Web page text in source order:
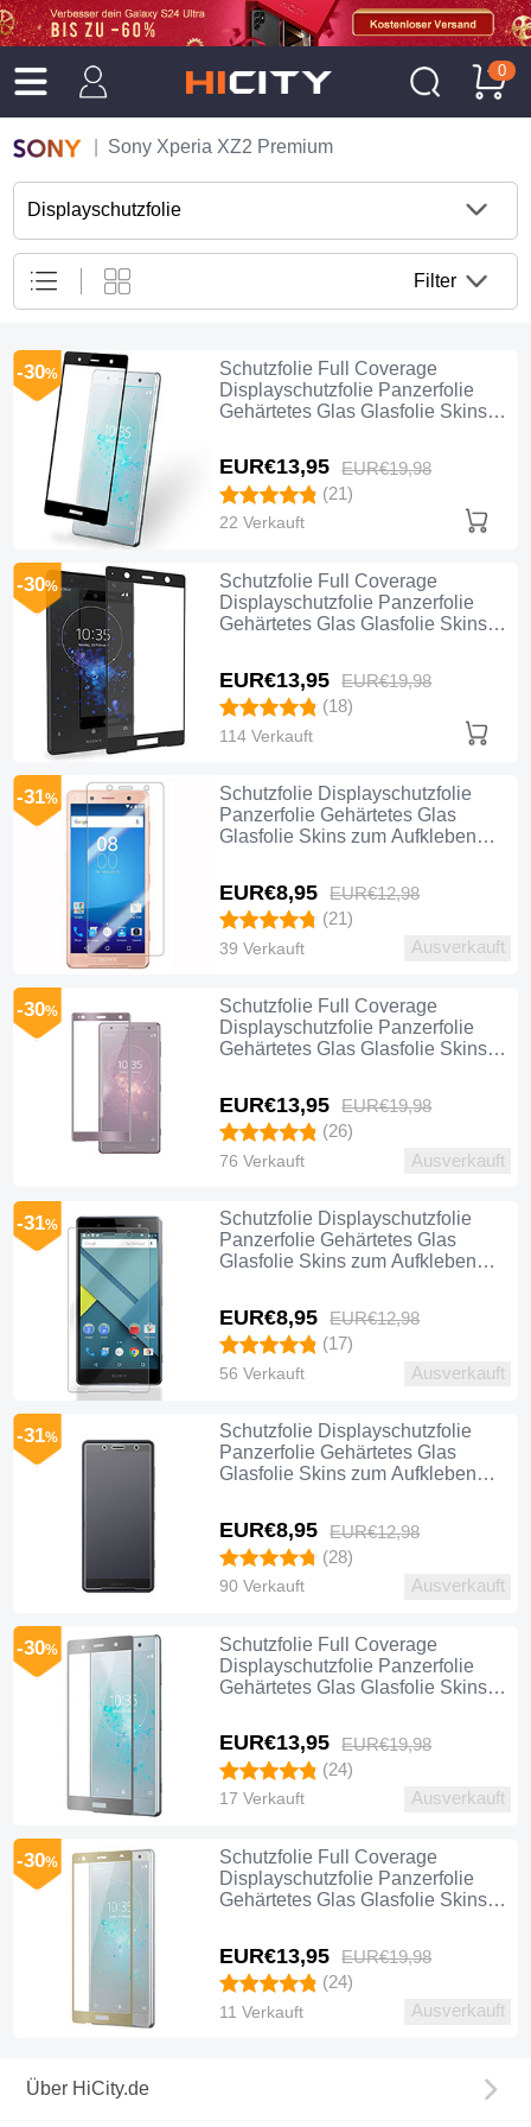
0
Sony Xperia XZ2 Premium
Displayschutzfolie
Filter
Schutzfolie Full Coverage
Displayschutzfolie Panzerfolie
Gehärtetes Glas Glasfolie Skins
Schwarz
EUR€13,95 EUR€19,98
-30%
(21)
22 Verkauft
Schutzfolie Full Coverage
Displayschutzfolie Panzerfolie
Gehärtetes Glas Glasfolie Skins
Schwarz
EUR€13,95 EUR€19,98
-30%
(18)
114 Verkauft
Schutzfolie Displayschutzfolie
Panzerfolie Gehärtetes Glas
Glasfolie Skins zum Aufkleben
EUR€8,95 EUR€12,98
-31%
(21)
39 Verkauft
Ausverkauft
Schutzfolie Full Coverage
Displayschutzfolie Panzerfolie
Gehärtetes Glas Glasfolie Skins
Rosegold
EUR€13,95 EUR€19,98
-30%
(26)
76 Verkauft
Ausverkauft
Schutzfolie Displayschutzfolie
Panzerfolie Gehärtetes Glas
Glasfolie Skins zum Aufkleben
EUR€8,95 EUR€12,98
-31%
(17)
56 Verkauft
Ausverkauft
Schutzfolie Displayschutzfolie
Panzerfolie Gehärtetes Glas
Glasfolie Skins zum Aufkleben
EUR€8,95 EUR€12,98
-31%
(28)
90 Verkauft
Ausverkauft
Schutzfolie Full Coverage
Displayschutzfolie Panzerfolie
Gehärtetes Glas Glasfolie Skins
EUR€13,95 EUR€19,98
-30%
(24)
17 Verkauft
Ausverkauft
Schutzfolie Full Coverage
Displayschutzfolie Panzerfolie
Gehärtetes Glas Glasfolie Skins
EUR€13,95 EUR€19,98
-30%
(24)
11 Verkauft
Ausverkauft
Über HiCity.de